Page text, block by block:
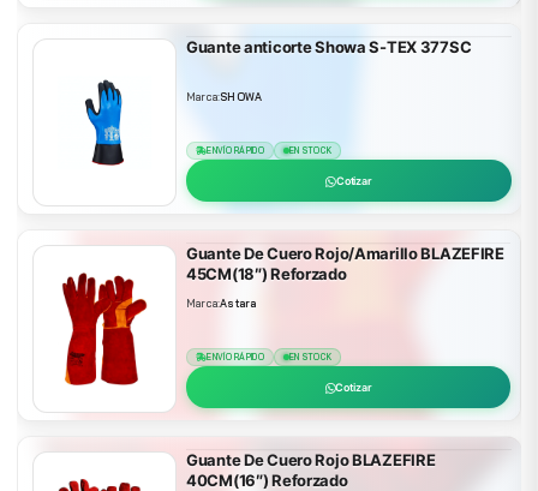
Guante anticorte Showa S-TEX 377SC
Marca:SHOWA
ENVÍO RÁPIDO EN STOCK
Cotizar
Guante De Cuero Rojo/Amarillo BLAZEFIRE
45CM(18″) Reforzado
Marca:Astara
ENVÍO RÁPIDO EN STOCK
Cotizar
Guante De Cuero Rojo BLAZEFIRE
40CM(16″) Reforzado